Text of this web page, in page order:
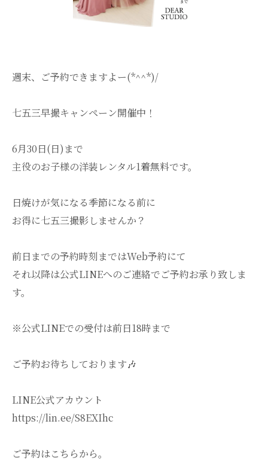
週末、ご予約できますよー(*^^*)/
七五三早撮キャンペーン開催中！
6月30日(日)まで
主役のお子様の洋装レンタル1着無料です。
日焼けが気になる季節になる前に
お得に七五三撮影しませんか？
前日までの予約時刻まではWeb予約にて
それ以降は公式LINEへのご連絡でご予約お承り致しま
す。
※公式LINEでの受付は前日18時まで
ご予約お待ちしております🎶
LINE公式アカウント
https://lin.ee/S8EXIhc
ご予約はこちらから。